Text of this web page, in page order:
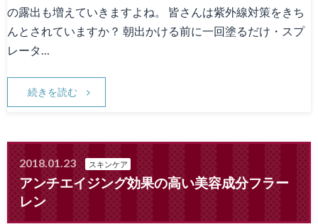
の露出も増えていきますよね。 皆さんは紫外線対策をきち
んとされていますか？ 朝出かける前に一回塗るだけ・スプ
レータ…
続きを読む
2018.01.23 スキンケア
アンチエイジング効果の高い美容成分フラー
レン